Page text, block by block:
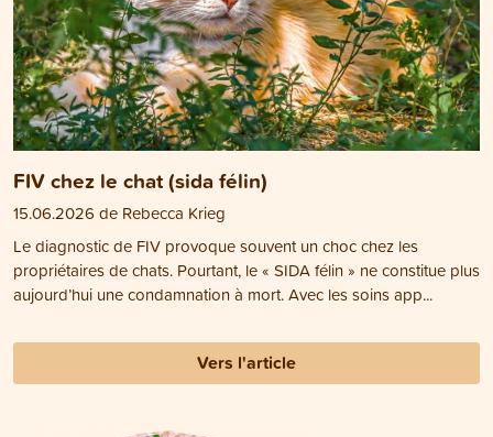
FIV chez le chat (sida félin)
15.06.2026 de Rebecca Krieg
Le diagnostic de FIV provoque souvent un choc chez les
propriétaires de chats. Pourtant, le « SIDA félin » ne constitue plus
aujourd’hui une condamnation à mort. Avec les soins app...
Vers l'article